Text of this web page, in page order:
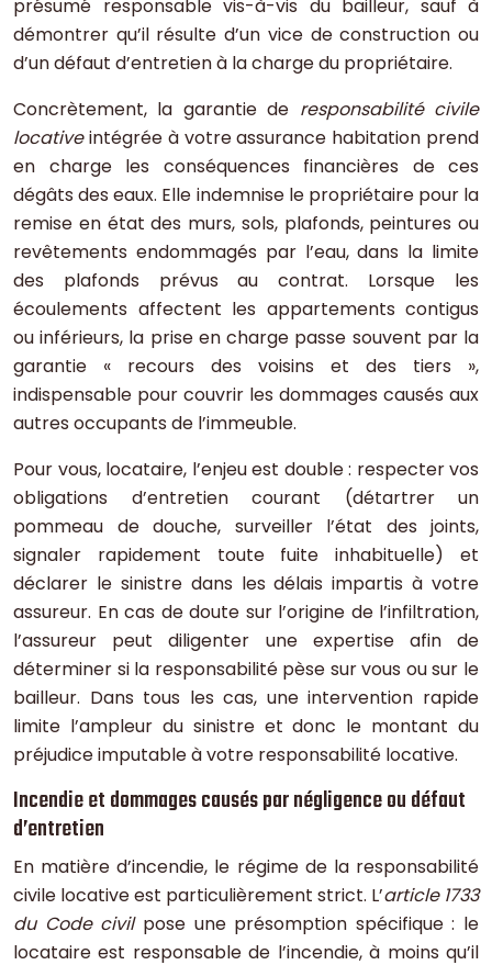
présumé responsable vis-à-vis du bailleur, sauf à
démontrer qu’il résulte d’un vice de construction ou
d’un défaut d’entretien à la charge du propriétaire.
Concrètement, la garantie de responsabilité civile
locativeintégrée à votre assurance habitation prend
en charge les conséquences financières de ces
dégâts des eaux. Elle indemnise le propriétaire pour la
remise en état des murs, sols, plafonds, peintures ou
revêtements endommagés par l’eau, dans la limite
des plafonds prévus au contrat. Lorsque les
écoulements affectent les appartements contigus
ou inférieurs, la prise en charge passe souvent par la
garantie « recours des voisins et des tiers »,
indispensable pour couvrir les dommages causés aux
autres occupants de l’immeuble.
Pour vous, locataire, l’enjeu est double : respecter vos
obligations d’entretien courant (détartrer un
pommeau de douche, surveiller l’état des joints,
signaler rapidement toute fuite inhabituelle) et
déclarer le sinistre dans les délais impartis à votre
assureur. En cas de doute sur l’origine de l’infiltration,
l’assureur peut diligenter une expertise afin de
déterminer si la responsabilité pèse sur vous ou sur le
bailleur. Dans tous les cas, une intervention rapide
limite l’ampleur du sinistre et donc le montant du
préjudice imputable à votre responsabilité locative.
Incendie et dommages causés par négligence ou défaut
d’entretien
En matière d’incendie, le régime de la responsabilité
civile locative est particulièrement strict. L’article 1733
du Code civilpose une présomption spécifique : le
locataire est responsable de l’incendie, à moins qu’il